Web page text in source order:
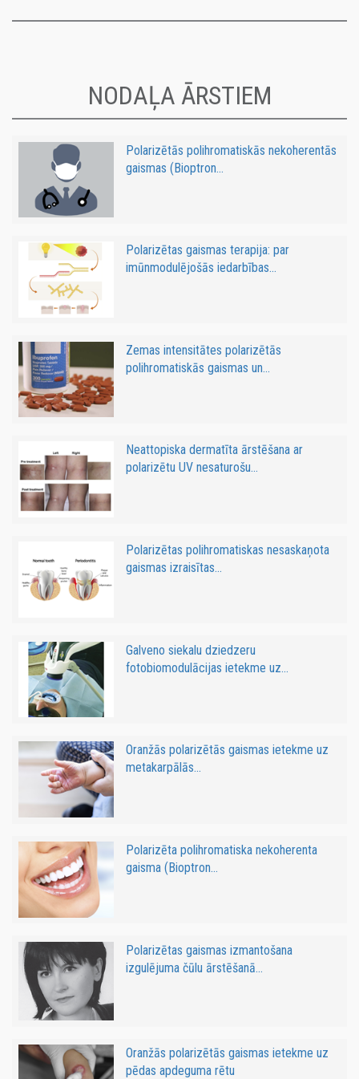
NODAĻA ĀRSTIEM
Polarizētās polihromatiskās nekoherentās
gaismas (Bioptron...
Polarizētas gaismas terapija: par
imūnmodulējošās iedarbības...
Zemas intensitātes polarizētās
polihromatiskās gaismas un...
Neattopiska dermatīta ārstēšana ar
polarizētu UV nesaturošu...
Polarizētas polihromatiskas nesaskaņota
gaismas izraisītas...
Galveno siekalu dziedzeru
fotobiomodulācijas ietekme uz...
Oranžās polarizētās gaismas ietekme uz
metakarpālās...
Polarizēta polihromatiska nekoherenta
gaisma (Bioptron...
Polarizētas gaismas izmantošana
izgulējuma čūlu ārstēšanā...
Oranžās polarizētās gaismas ietekme uz
pēdas apdeguma rētu